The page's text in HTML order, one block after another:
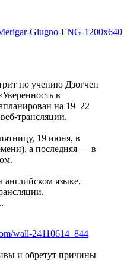
по учению Дзогчен
в
на 19–22
трансляции.
19 июня, в
а последняя — в
языке,
wall-24110614_844
и обретут причины